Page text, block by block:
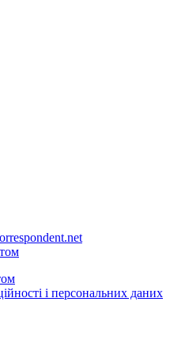
і персональних даних